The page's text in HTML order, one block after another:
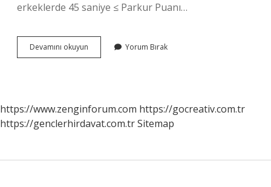
erkeklerde 45 saniye ≤ Parkur Puanı…
Devamını okuyun
Parkuru
Yorum Bırak
https://www.zenginforum.com https://gocreativ.com.tr
https://genclerhirdavat.com.trSitemap